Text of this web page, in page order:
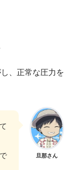
、正常な圧力を
旦那さん